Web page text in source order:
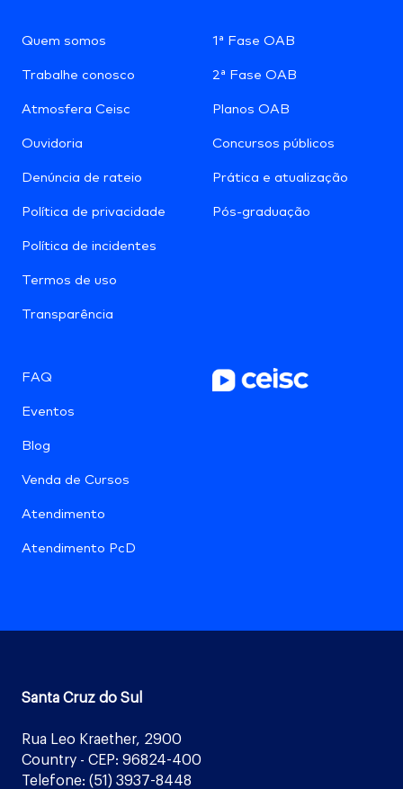
Quem somos
Trabalhe conosco
Atmosfera Ceisc
Ouvidoria
Denúncia de rateio
Política de privacidade
Política de incidentes
Termos de uso
Transparência
1ª Fase OAB
2ª Fase OAB
Planos OAB
Concursos públicos
Prática e atualização
Pós-graduação
FAQ
Eventos
Blog
Venda de Cursos
Atendimento
Atendimento PcD
Santa Cruz do Sul
Rua Leo Kraether, 2900
Country - CEP: 96824-400
Telefone: (51) 3937-8448